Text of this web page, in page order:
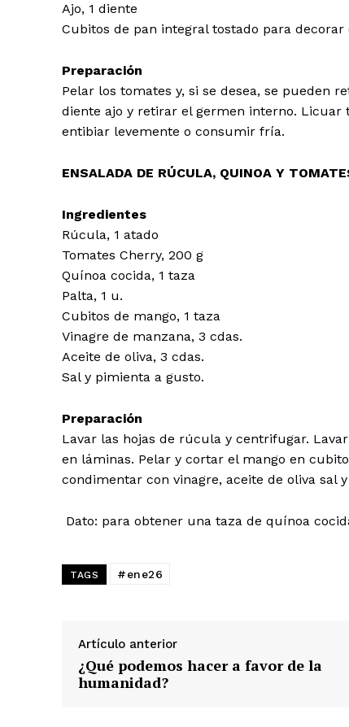
Ajo, 1 diente
Cubitos de pan integral tostado para decorar
Preparación
Pelar los tomates y, si se desea, se pueden
diente ajo y retirar el germen interno. Licuar
entibiar levemente o consumir fría.
ENSALADA DE RÚCULA, QUINOA Y
Ingredientes
Rúcula, 1 atado
Tomates Cherry, 200 g
Quínoa cocida, 1 taza
Palta, 1 u.
Cubitos de mango, 1 taza
Vinagre de manzana, 3 cdas.
Aceite de oliva, 3 cdas.
Sal y pimienta a gusto.
Preparación
Lavar las hojas de rúcula y centrifugar.
en láminas. Pelar y cortar el mango en
condimentar con vinagre, aceite de oliva sal
Dato: para obtener una taza de quínoa
TAGS #ene26
Artículo anterior
¿Qué podemos hacer a favor de la
humanidad?